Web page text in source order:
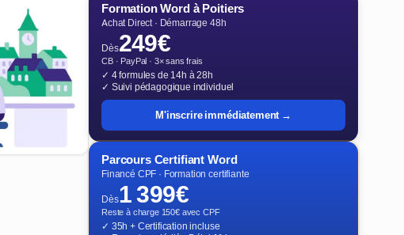
Formation Word à Poitiers
Achat Direct · Démarrage 48h
Dès249€
CB · PayPal · 3× sans frais
✓ 4 formules de 14h à 28h
✓ Suivi pédagogique individuel
M'inscrire immédiatement →
Parcours Certifiant Word
Financé CPF · Formation certifiante
Dès1 399€
Reste à charge 150€ avec CPF
✓ 35h + Certification incluse